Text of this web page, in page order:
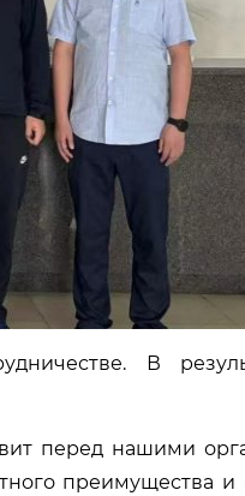
В
перед нашими
преимущества